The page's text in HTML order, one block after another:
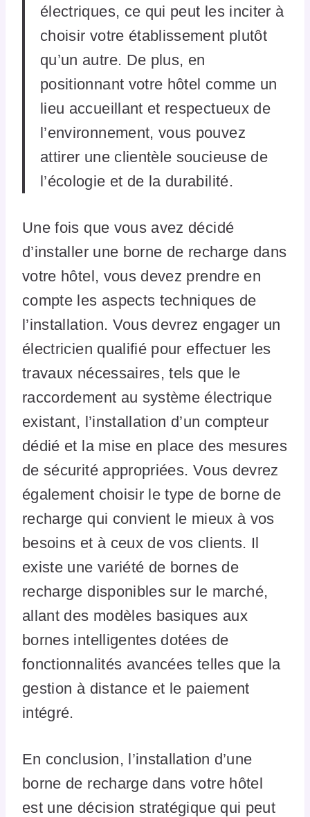
électriques, ce qui peut les inciter à
choisir votre établissement plutôt
qu’un autre. De plus, en
positionnant votre hôtel comme un
lieu accueillant et respectueux de
l’environnement, vous pouvez
attirer une clientèle soucieuse de
l’écologie et de la durabilité.
Une fois que vous avez décidé
d’installer une borne de recharge dans
votre hôtel, vous devez prendre en
compte les aspects techniques de
l’installation. Vous devrez engager un
électricien qualifié pour effectuer les
travaux nécessaires, tels que le
raccordement au système électrique
existant, l’installation d’un compteur
dédié et la mise en place des mesures
de sécurité appropriées. Vous devrez
également choisir le type de borne de
recharge qui convient le mieux à vos
besoins et à ceux de vos clients. Il
existe une variété de bornes de
recharge disponibles sur le marché,
allant des modèles basiques aux
bornes intelligentes dotées de
fonctionnalités avancées telles que la
gestion à distance et le paiement
intégré.
En conclusion, l’installation d’une
borne de recharge dans votre hôtel
est une décision stratégique qui peut